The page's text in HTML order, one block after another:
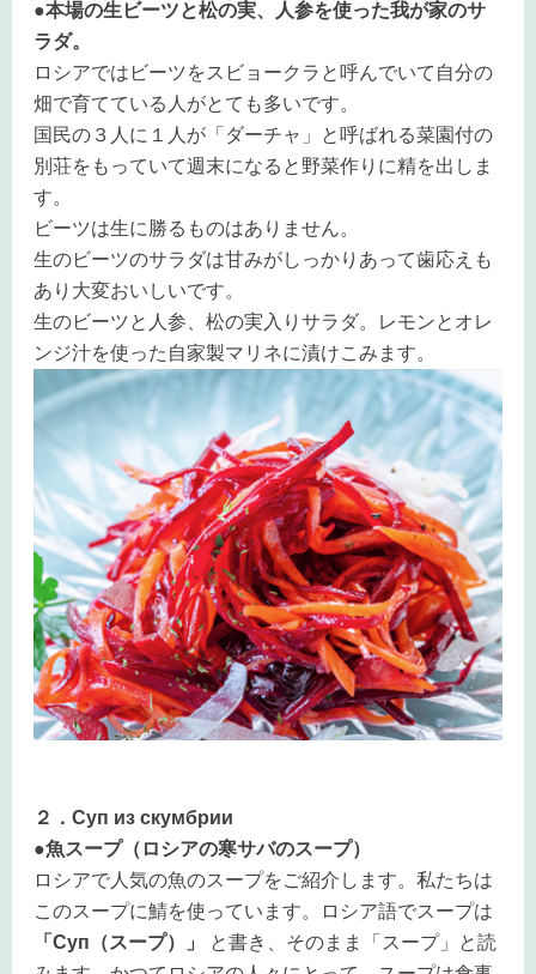
●本場の生ビーツと松の実、人参を使った我が家のサ
ラダ。
ロシアではビーツをスビョークラと呼んでいて自分の
畑で育てている人がとても多いです。
国民の３人に１人が「ダーチャ」と呼ばれる菜園付の
別荘をもっていて週末になると野菜作りに精を出しま
す。
ビーツは生に勝るものはありません。
生のビーツのサラダは甘みがしっかりあって歯応えも
あり大変おいしいです。
生のビーツと人参、松の実入りサラダ。レモンとオレ
ンジ汁を使った自家製マリネに漬けこみます。
２．Суп из скумбрии
●魚スープ（ロシアの寒サバのスープ）
ロシアで人気の魚のスープをご紹介します。私たちは
このスープに鯖を使っています。ロシア語でスープは
「Суп（スープ）」
と書き、そのまま「スープ」と読